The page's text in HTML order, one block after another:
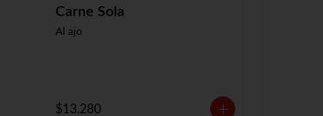
Carne Sola
Al ajo
$13.280